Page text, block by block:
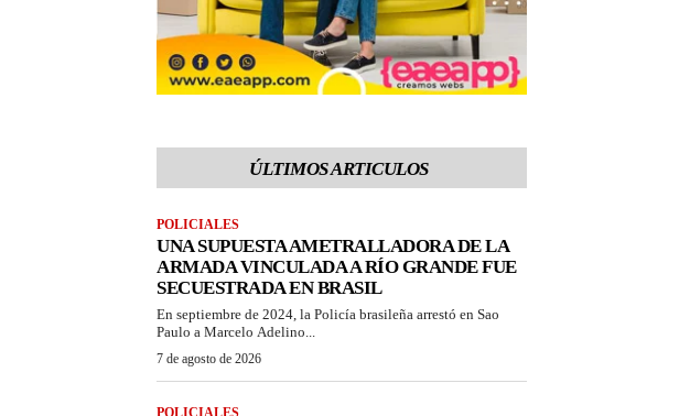
ÚLTIMOS ARTICULOS
POLICIALES
UNA SUPUESTA AMETRALLADORA DE LA
ARMADA VINCULADA A RÍO GRANDE FUE
SECUESTRADA EN BRASIL
En septiembre de 2024, la Policía brasileña arrestó en Sao
Paulo a Marcelo Adelino...
7 de agosto de 2026